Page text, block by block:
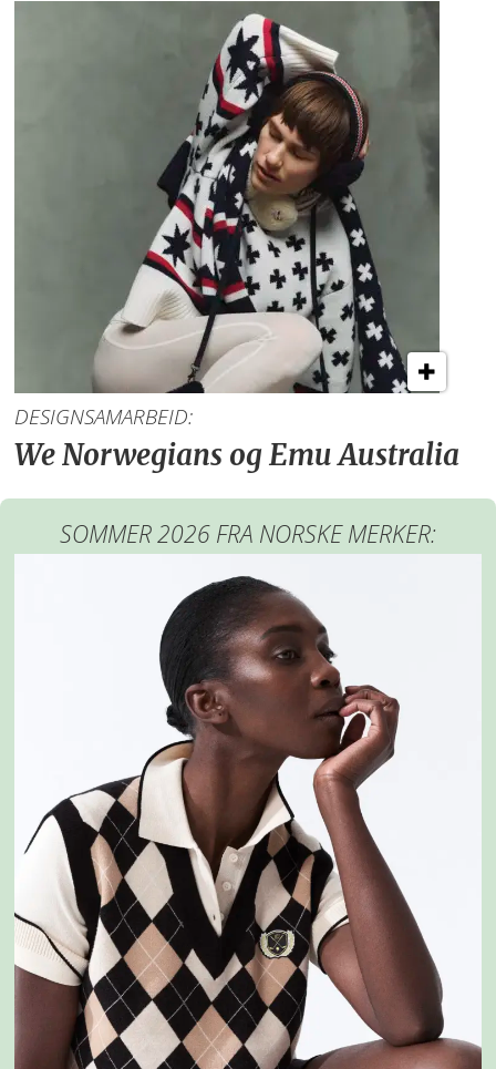
DESIGNSAMARBEID:
We Norwegians og Emu Australia
SOMMER 2026 FRA NORSKE MERKER: